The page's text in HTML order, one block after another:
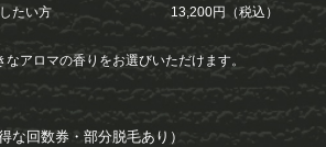
たい方 13,200円（税込）
アロマの香りをお選びいただけます。
得な回数券・部分脱毛あり）